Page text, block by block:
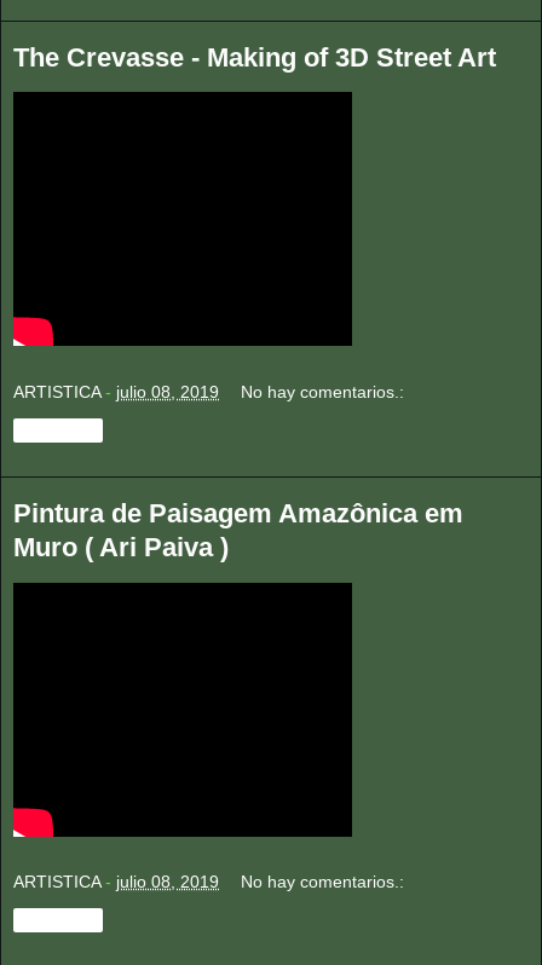
The Crevasse - Making of 3D Street Art
ARTISTICA - julio 08, 2019 No hay comentarios.:
Pintura de Paisagem Amazônica em
Muro ( Ari Paiva )
ARTISTICA - julio 08, 2019 No hay comentarios.: